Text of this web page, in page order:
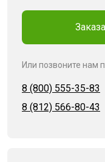
Или позвоните нам
8 (800) 555-35-83
8 (812) 566-80-43